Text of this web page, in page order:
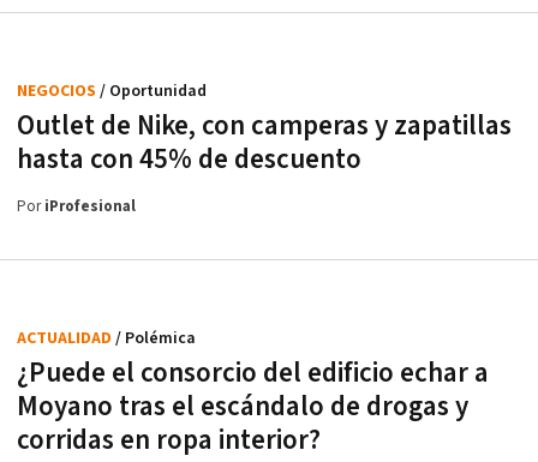
Outlet de Nike, con camperas y zapatillas
hasta con 45% de descuento
NEGOCIOS / Oportunidad
PoriProfesional
¿Puede el consorcio del edificio echar a
Moyano tras el escándalo de drogas y
corridas en ropa interior?
ACTUALIDAD / Polémica